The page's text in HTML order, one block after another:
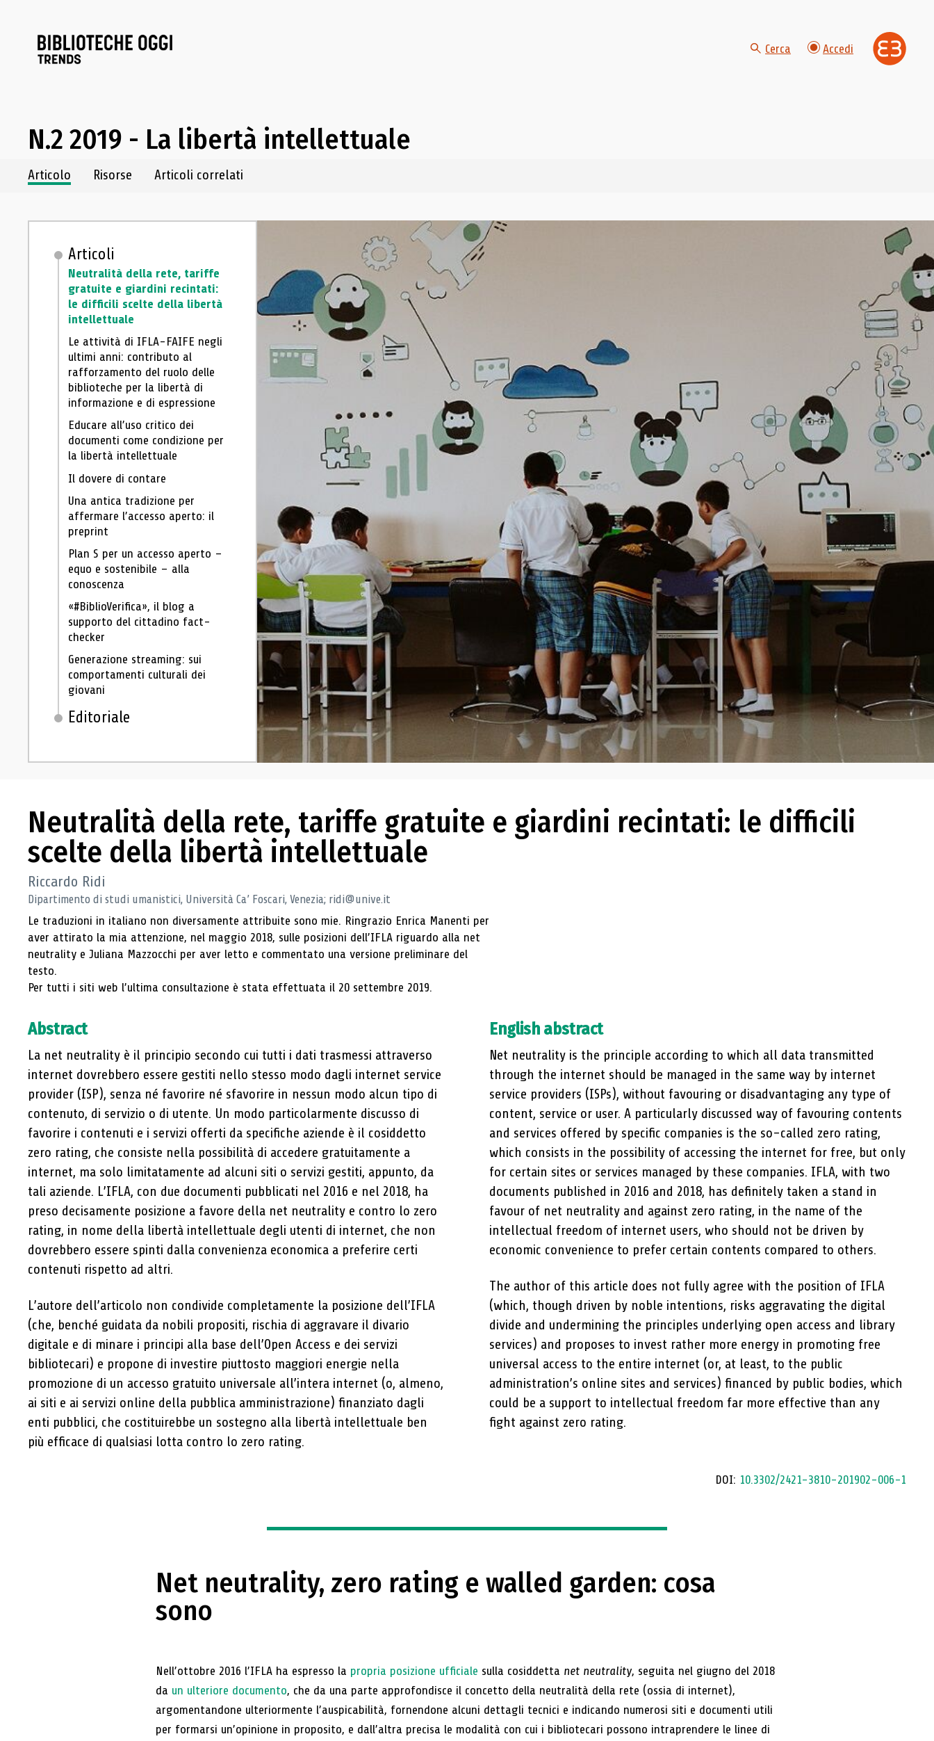
Cerca Accedi
N.2 2019 - La libertà intellettuale
Navigazione dei contenuti del fascicolo
Articolo Risorse Articoli correlati
Articoli
Neutralità della rete, tariffe
gratuite e giardini recintati:
le difficili scelte della libertà
intellettuale
Le attività di IFLA-FAIFE negli
ultimi anni: contributo al
rafforzamento del ruolo delle
biblioteche per la libertà di
informazione e di espressione
Educare all’uso critico dei
documenti come condizione per
la libertà intellettuale
Il dovere di contare
Una antica tradizione per
affermare l’accesso aperto: il
preprint
Plan S per un accesso aperto –
equo e sostenibile – alla
conoscenza
«#BiblioVerifica», il blog a
supporto del cittadino fact-
checker
Generazione streaming: sui
comportamenti culturali dei
giovani
Editoriale
Neutralità della rete, tariffe gratuite e giardini recintati: le difficili
scelte della libertà intellettuale
Riccardo Ridi
Dipartimento di studi umanistici, Università Ca’ Foscari, Venezia; ridi@unive.it
Le traduzioni in italiano non diversamente attribuite sono mie. Ringrazio Enrica Manenti per
aver attirato la mia attenzione, nel maggio 2018, sulle posizioni dell’IFLA riguardo alla net
neutrality e Juliana Mazzocchi per aver letto e commentato una versione preliminare del
testo.
Per tutti i siti web l’ultima consultazione è stata effettuata il 20 settembre 2019.
Abstract
La net neutrality è il principio secondo cui tutti i dati trasmessi attraverso
internet dovrebbero essere gestiti nello stesso modo dagli internet service
provider (ISP), senza né favorire né sfavorire in nessun modo alcun tipo di
contenuto, di servizio o di utente. Un modo particolarmente discusso di
favorire i contenuti e i servizi offerti da specifiche aziende è il cosiddetto
zero rating, che consiste nella possibilità di accedere gratuitamente a
internet, ma solo limitatamente ad alcuni siti o servizi gestiti, appunto, da
tali aziende. L’IFLA, con due documenti pubblicati nel 2016 e nel 2018, ha
preso decisamente posizione a favore della net neutrality e contro lo zero
rating, in nome della libertà intellettuale degli utenti di internet, che non
dovrebbero essere spinti dalla convenienza economica a preferire certi
contenuti rispetto ad altri.
L’autore dell’articolo non condivide completamente la posizione dell’IFLA
(che, benché guidata da nobili propositi, rischia di aggravare il divario
digitale e di minare i principi alla base dell’Open Access e dei servizi
bibliotecari) e propone di investire piuttosto maggiori energie nella
promozione di un accesso gratuito universale all’intera internet (o, almeno,
ai siti e ai servizi online della pubblica amministrazione) finanziato dagli
enti pubblici, che costituirebbe un sostegno alla libertà intellettuale ben
più efficace di qualsiasi lotta contro lo zero rating.
English abstract
Net neutrality is the principle according to which all data transmitted
through the internet should be managed in the same way by internet
service providers (ISPs), without favouring or disadvantaging any type of
content, service or user. A particularly discussed way of favouring contents
and services offered by specific companies is the so-called zero rating,
which consists in the possibility of accessing the internet for free, but only
for certain sites or services managed by these companies. IFLA, with two
documents published in 2016 and 2018, has definitely taken a stand in
favour of net neutrality and against zero rating, in the name of the
intellectual freedom of internet users, who should not be driven by
economic convenience to prefer certain contents compared to others.
The author of this article does not fully agree with the position of IFLA
(which, though driven by noble intentions, risks aggravating the digital
divide and undermining the principles underlying open access and library
services) and proposes to invest rather more energy in promoting free
universal access to the entire internet (or, at least, to the public
administration’s online sites and services) financed by public bodies, which
could be a support to intellectual freedom far more effective than any
fight against zero rating.
DOI: 10.3302/2421-3810-201902-006-1
Net neutrality, zero rating e walled garden: cosa
sono
Nell’ottobre 2016 l’IFLA ha espresso la propria posizione ufficiale sulla cosiddetta net neutrality, seguita nel giugno del 2018
da un ulteriore documento, che da una parte approfondisce il concetto della neutralità della rete (ossia di internet),
argomentandone ulteriormente l’auspicabilità, fornendone alcuni dettagli tecnici e indicando numerosi siti e documenti utili
per formarsi un’opinione in proposito, e dall’altra precisa le modalità con cui i bibliotecari possono intraprendere le linee di